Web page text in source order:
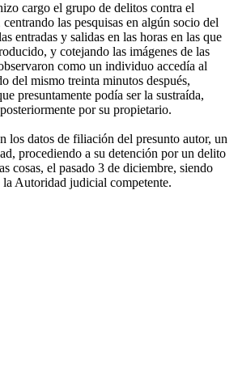
cargo el grupo de delitos contra el
las pesquisas en algún socio del
entradas y salidas en las horas en las que
y cotejando las imágenes de las
como un individuo accedía al
del mismo treinta minutos después,
presuntamente podía ser la sustraída,
por su propietario.
los datos de filiación del presunto autor, un
procediendo a su detención por un delito
cosas, el pasado 3 de diciembre, siendo
Autoridad judicial competente.